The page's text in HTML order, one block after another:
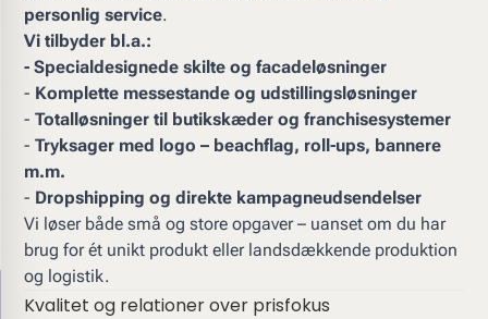
personlig service.
Vi tilbyder bl.a.:
- Specialdesignede skilte og facadeløsninger
- Komplette messestande og udstillingsløsninger
-Totalløsninger til butikskæder og franchise­systemer
-Tryksager med logo – beachflag, roll-ups, bannere
m.m.
- Dropshipping og direkte kampagneudsendelser
Vi løser både små og store opgaver – uanset om du har
brug for ét unikt produkt eller landsdækkende produktion
og logistik.
Kvalitet og relationer over prisfokus